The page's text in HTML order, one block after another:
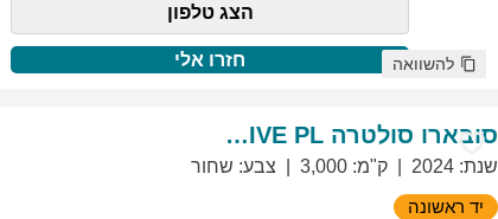
הצג טלפון
חזרו אלי להשוואה
סובארו סולטרה EXCLUSIVE PL
שנת:
2024 ק"מ:
3,000 צבע: שחור
יד ראשונה